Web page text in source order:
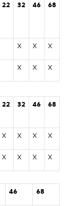
22 32 46 68
X X X
X X X
22 32 46 68
X X X X
X X X X
46 68